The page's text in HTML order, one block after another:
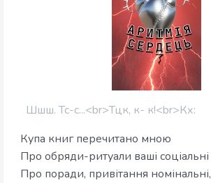
Шшш. Тс-с...<br>Тцк, к- к!<br>​Кх:
Купа книг перечитано мною
Про обряди-ритуали ваші соціальні
Про поради, привітання номінальні,